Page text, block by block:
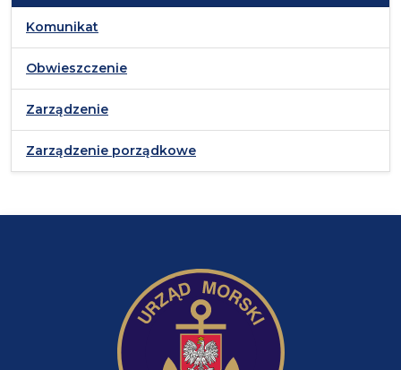
Komunikat
Obwieszczenie
Zarządzenie
Zarządzenie porządkowe